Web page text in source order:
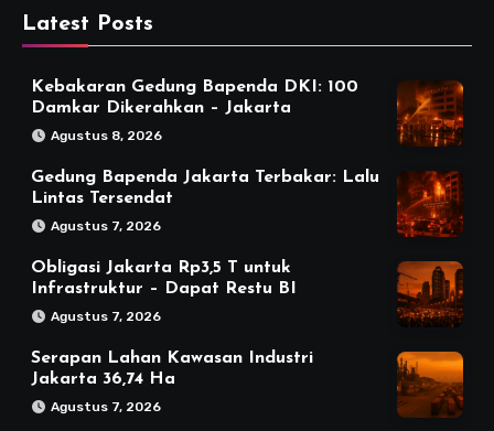
Latest Posts
Kebakaran Gedung Bapenda DKI: 100
Damkar Dikerahkan – Jakarta
Agustus 8, 2026
Gedung Bapenda Jakarta Terbakar: Lalu
Lintas Tersendat
Agustus 7, 2026
Obligasi Jakarta Rp3,5 T untuk
Infrastruktur – Dapat Restu BI
Agustus 7, 2026
Serapan Lahan Kawasan Industri
Jakarta 36,74 Ha
Agustus 7, 2026